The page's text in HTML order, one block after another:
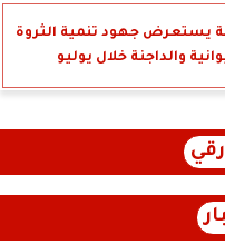
يستعرض جهود تنمية الثروة
والداجنة خلال يوليو